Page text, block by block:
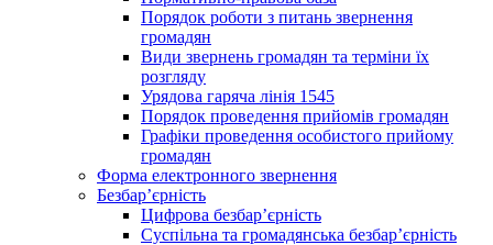
Порядок роботи з питань звернення
громадян
Види звернень громадян та терміни їх
розгляду
Урядова гаряча лінія 1545
Порядок проведення прийомів громадян
Графіки проведення особистого прийому
громадян
Форма електронного звернення
Безбар’єрність
Цифрова безбар’єрність
Суспільна та громадянська безбар’єрність